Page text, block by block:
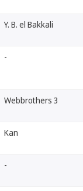
Y. B. el Bakkali
-
Webbrothers 3
Kan
-